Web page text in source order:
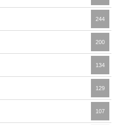
244
200
134
129
107